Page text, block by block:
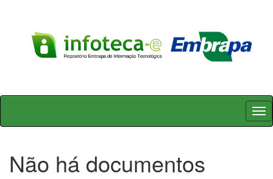
Skip
Não há documentos